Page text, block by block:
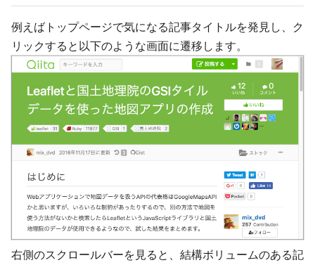
例えばトップページで気になる記事タイトルを発見し、ク
リックすると以下のような画面に遷移します。
右側のスクロールバーを見ると、結構ボリュームのある記